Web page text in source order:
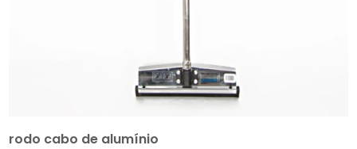
rodo cabo de alumínio